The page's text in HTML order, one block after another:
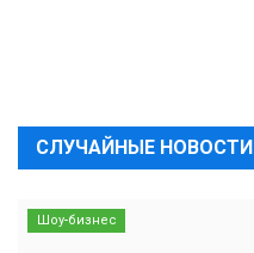
СЛУЧАЙНЫЕ НОВОСТИ
Шоу-бизнес